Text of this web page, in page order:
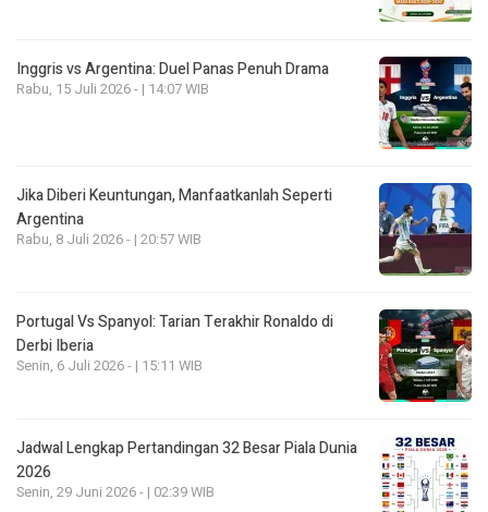
Inggris vs Argentina: Duel Panas Penuh Drama
Rabu, 15 Juli 2026 - | 14:07 WIB
Jika Diberi Keuntungan, Manfaatkanlah Seperti
Argentina
Rabu, 8 Juli 2026 - | 20:57 WIB
Portugal Vs Spanyol: Tarian Terakhir Ronaldo di
Derbi Iberia
Senin, 6 Juli 2026 - | 15:11 WIB
Jadwal Lengkap Pertandingan 32 Besar Piala Dunia
2026
Senin, 29 Juni 2026 - | 02:39 WIB